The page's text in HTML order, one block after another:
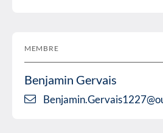
MEMBRE
Benjamin Gervais